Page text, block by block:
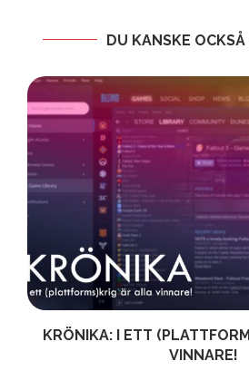
DU KANSKE
KRÖNIKA: I ETT
VINNARE!